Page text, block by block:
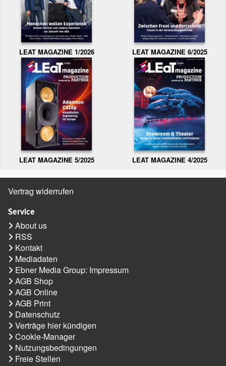
LEAT MAGAZINE 1/2026 LEAT MAGAZINE 6/2025
LEAT MAGAZINE 5/2025 LEAT MAGAZINE 4/2025
Vertrag widerrufen
Service
About us
RSS
Kontakt
Mediadaten
Ebner Media Group: Impressum
AGB Shop
AGB Online
AGB Print
Datenschutz
Verträge hier kündigen
Cookie-Manager
Nutzungsbedingungen
Freie Stellen